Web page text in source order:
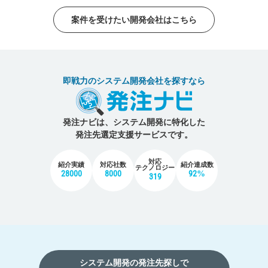
案件を受けたい開発会社はこちら
即戦力のシステム開発会社を探すなら
発注ナビは、システム開発に特化した
発注先選定支援サービスです。
紹介実績
28000
対応社数
8000
対応
テクノロジー
319
紹介達成数
92%
システム開発の発注先探しで